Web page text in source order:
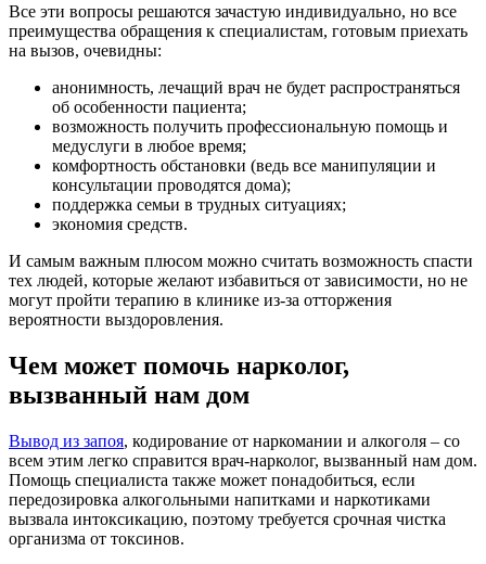
Все эти вопросы решаются зачастую индивидуально, но все
преимущества обращения к специалистам, готовым приехать
на вызов, очевидны:
анонимность, лечащий врач не будет распространяться
об особенности пациента;
возможность получить профессиональную помощь и
медуслуги в любое время;
комфортность обстановки (ведь все манипуляции и
консультации проводятся дома);
поддержка семьи в трудных ситуациях;
экономия средств.
И самым важным плюсом можно считать возможность спасти
тех людей, которые желают избавиться от зависимости, но не
могут пройти терапию в клинике из-за отторжения
вероятности выздоровления.
Чем может помочь нарколог,
вызванный нам дом
Вывод из запоя, кодирование от наркомании и алкоголя – со
всем этим легко справится врач-нарколог, вызванный нам дом.
Помощь специалиста также может понадобиться, если
передозировка алкогольными напитками и наркотиками
вызвала интоксикацию, поэтому требуется срочная чистка
организма от токсинов.